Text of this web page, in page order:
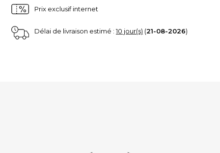
Prix exclusif internet
Délai de livraison estimé :10 jour(s) (21-08-2026)